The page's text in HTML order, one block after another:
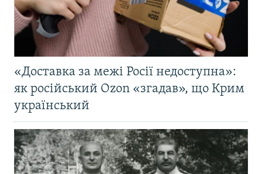
«Доставка за межі Росії недоступна»:
як російський Ozon «згадав», що Крим
український